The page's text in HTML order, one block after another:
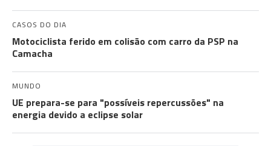
CASOS DO DIA
Motociclista ferido em colisão com carro da PSP na
Camacha
MUNDO
UE prepara-se para "possíveis repercussões" na
energia devido a eclipse solar